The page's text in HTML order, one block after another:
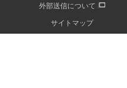
外部送信について
サイトマップ